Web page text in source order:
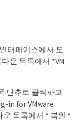
터페이스에서 도
운 목록에서 *VM
단추로 클릭하고
in for VMware
운 목록에서 * 복원 *